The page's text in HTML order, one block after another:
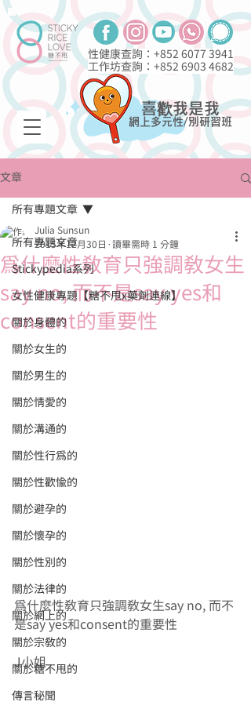
性健康查詢：+852 6077 3941
工作坊查詢：+852 6903 4682
喜歡我是我
網上多元性/別研習班
文章
所有專題文章
Stickypedia系列
女性健康專題【糖不甩x藥劑連線】
關於身體的
關於女生的
關於男生的
關於情愛的
關於溝通的
關於性行為的
關於性歡愉的
關於避孕的
關於懷孕的
關於性別的
關於法律的
關於網上的
關於宗教的
關於糖不甩的
傳言秘聞
所有專題文章
為什麼性教育只強調教女生
say no, 而不是say yes和
consent的重要性
Julia Sunsun
2015年12月30日
讀畢需時 1 分鐘
為什麼性教育只強調教女生say no, 而不
是say yes和consent的重要性
J小姐